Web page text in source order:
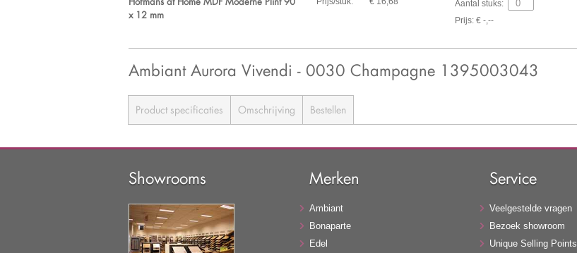
x 12 mm
Aantal stuks:
Prijs: € -,--
Ambiant Aurora Vivendi - 0030 Champagne 1395003043
Product specificaties Omschrijving Bestellen
Showrooms Merken
Ambiant
Bonaparte
Edel
Service
Veelgestelde vragen
Bezoek showroom
Unique Selling Points